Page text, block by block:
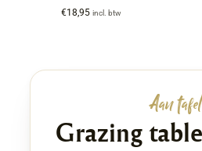
€18,95 incl. btw
Aan tafel
Grazing